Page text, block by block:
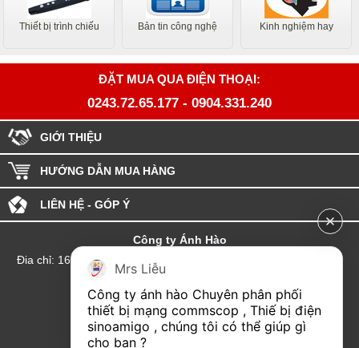
Thiết bị trình chiếu Bản tin công nghệ Kinh nghiệm hay
ĐẶT MUA QUA ĐIỆN THOẠI:
0243.72.65.177 - 0904.331.240
GIỚI THIỆU
HƯỚNG DẪN MUA HÀNG
LIÊN HỆ - GÓP Ý
Công ty Ánh Hào
Đia chỉ: 164 Phố Chùa Láng - Phường Láng - Thành phố Hà Nội
Email: Kinhdoanhanhhao@gmail.com
Đại lý Hải Phòng
Mrs Liễu
Công ty ánh hào Chuyên phân phối
thiết bị mạng commscop , Thiế bị điện
sinoamigo , chúng tôi có thể giúp gì
cho bạn ?